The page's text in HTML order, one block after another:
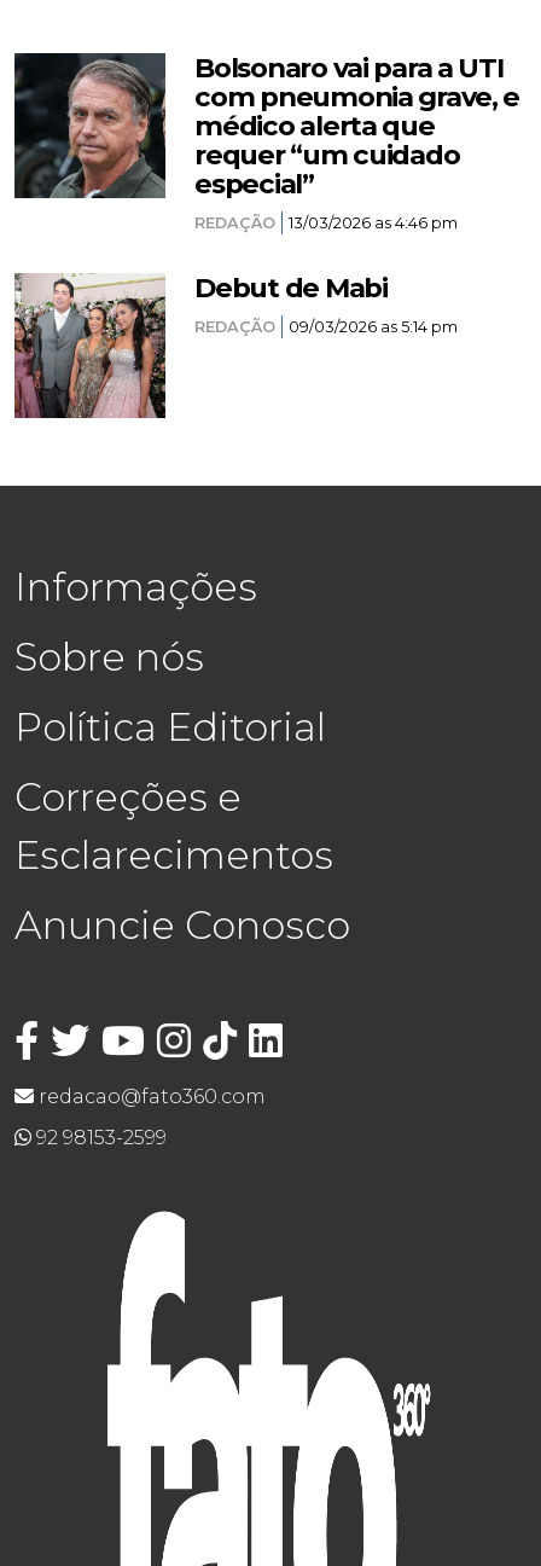
Bolsonaro vai para a UTI
com pneumonia grave, e
médico alerta que
requer “um cuidado
especial”
REDAÇÃO 13/03/2026 as 4:46 pm
Debut de Mabi
REDAÇÃO 09/03/2026 as 5:14 pm
Informações
Sobre nós
Política Editorial
Correções e
Esclarecimentos
Anuncie Conosco
redacao@fato360.com
92 98153-2599